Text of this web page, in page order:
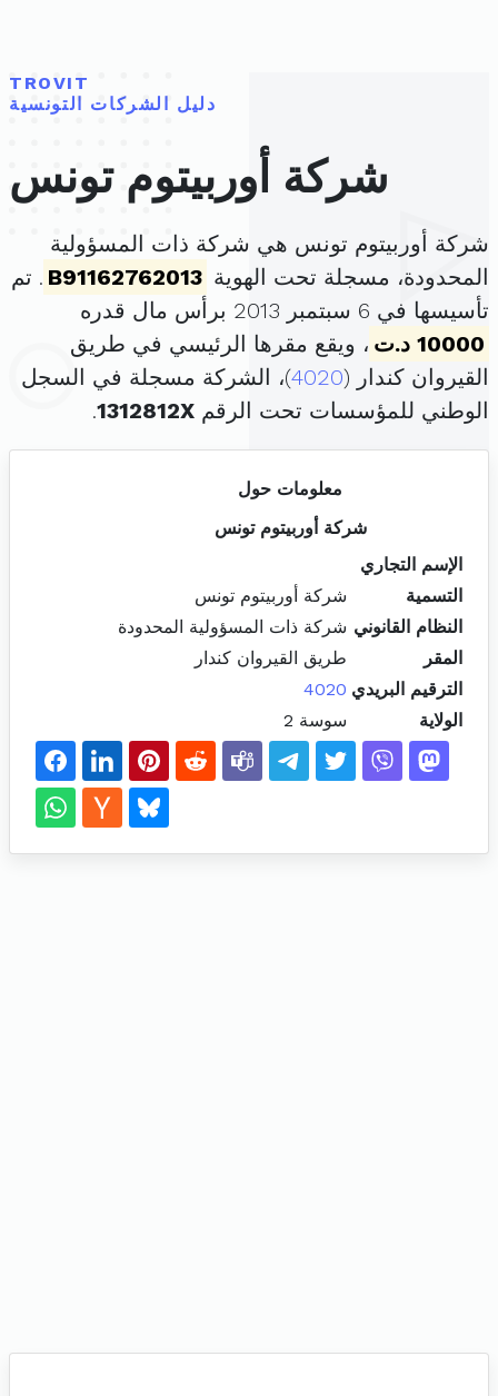
TROVIT
دليل الشركات التونسية
شركة أوربيتوم تونس
شركة أوربيتوم تونس هي شركة ذات المسؤولية
المحدودة، مسجلة تحت الهوية B91162762013 . تم
تأسيسها في 6 سبتمبر 2013 برأس مال قدره
10000 د.ت
، ويقع مقرها الرئيسي في طريق
القيروان كندار (4020)، الشركة مسجلة في السجل
الوطني للمؤسسات تحت الرقم 1312812X
.
معلومات حول
شركة أوربيتوم تونس
الإسم التجاري
التسمية
شركة أوربيتوم تونس
النظام القانوني شركة ذات المسؤولية المحدودة
المقر
طريق القيروان كندار
الترقيم البريدي 4020
الولاية
سوسة 2